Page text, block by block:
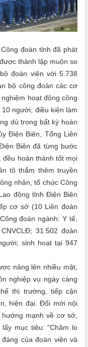
đoàn tỉnh đã phát
thành lập muộn so
đoàn viên với 5.738
bộ công đoàn các cơ
hoạt động công
người; điều kiện làm
dù trong bất kỳ hoàn
Điện Biên, Tổng Liên
Biên đã từng bước
hoàn thành tốt mọi
tô thắm thêm truyền
nhân, tổ chức Công
động tỉnh Điện Biên
cơ sở (10 Liên đoàn
đoàn ngành: Y tế,
31.502 đoàn
sinh hoạt tại 947
nâng lên nhiều mặt,
nghiệp vụ ngày càng
thị trường, tiếp cận
hiện đại. Đổi mới nội
mạnh về cơ sở,
mục tiêu: “Chăm lo
của đoàn viên và